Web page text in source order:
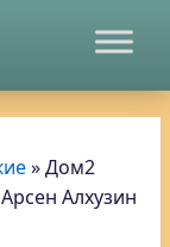
»Дом2
Алхузин